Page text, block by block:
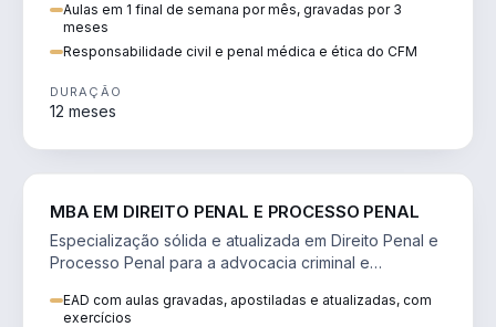
Aulas em 1 final de semana por mês, gravadas por 3
meses
Responsabilidade civil e penal médica e ética do CFM
DURAÇÃO
12 meses
MBA EM DIREITO PENAL E PROCESSO PENAL
Especialização sólida e atualizada em Direito Penal e
Processo Penal para a advocacia criminal e
EAD com aulas gravadas, apostiladas e atualizadas, com
exercícios